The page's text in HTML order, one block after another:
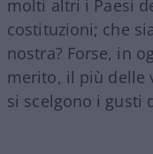
molti altri i Paesi
costituzioni; che
nostra? Forse, in
merito, il più delle
si scelgono i gusti